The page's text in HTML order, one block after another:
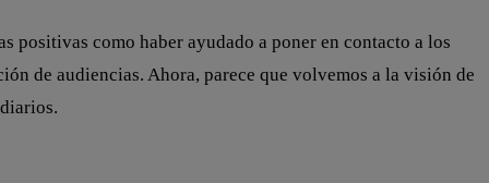
positivas como haber ayudado a poner en contacto a los
de audiencias. Ahora, parece que volvemos a la visión de